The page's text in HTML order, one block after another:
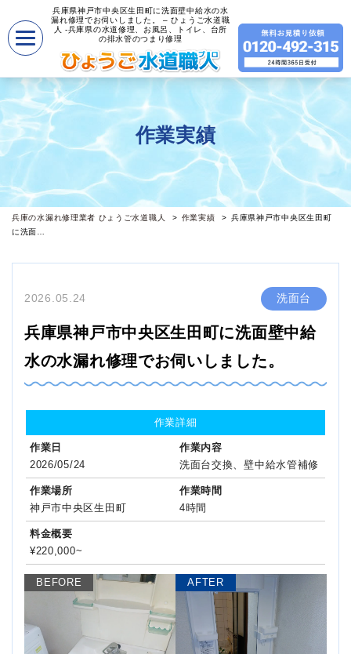
兵庫県神戸市中央区生田町に洗面壁中給水の水
漏れ修理でお伺いしました。 – ひょうご水道職
人 -兵庫県の水道修理、お風呂、トイレ、台所
の排水管のつまり修理
作業実績
兵庫の水漏れ修理業者 ひょうご水道職人 作業実績
兵庫県神戸市中央区生田町
に洗面…
2026.05.24 洗面台
兵庫県神戸市中央区生田町に洗面壁中給
水の水漏れ修理でお伺いしました。
作業詳細
作業日
2026/05/24
作業内容
洗面台交換、壁中給水管補修
作業場所
神戸市中央区生田町
作業時間
4時間
料金概要
¥220,000~
BEFORE AFTER